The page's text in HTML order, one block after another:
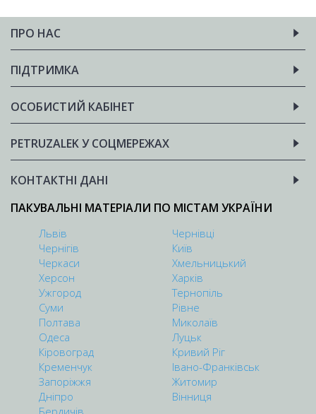
ПРО НАС
ПІДТРИМКА
ОСОБИСТИЙ КАБІНЕТ
PETRUZALEK У СОЦМЕРЕЖАХ
КОНТАКТНІ ДАНІ
ПАКУВАЛЬНІ МАТЕРІАЛИ ПО МІСТАМ УКРАЇНИ
Львів
Чернівці
Чернігів
Київ
Черкаси
Хмельницький
Херсон
Харків
Ужгород
Тернопіль
Суми
Рівне
Полтава
Миколаїв
Одеса
Луцьк
Кіровоград
Кривий Ріг
Кременчук
Івано-Франківськ
Запоріжжя
Житомир
Дніпро
Вінниця
Бердичів